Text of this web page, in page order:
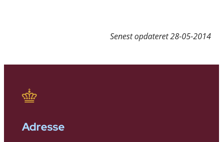
Senest opdateret28-05-2014
Adresse